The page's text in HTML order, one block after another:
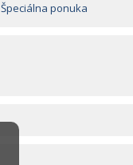
Špeciálna ponuka